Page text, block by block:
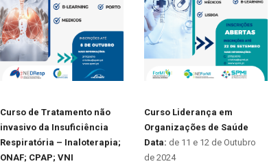
Curso de Tratamento não
invasivo da Insuficiência
Respiratória – Inaloterapia;
ONAF; CPAP; VNI
Curso Liderança em
Organizações de Saúde
Data: de 11 e 12 de Outubro
de 2024